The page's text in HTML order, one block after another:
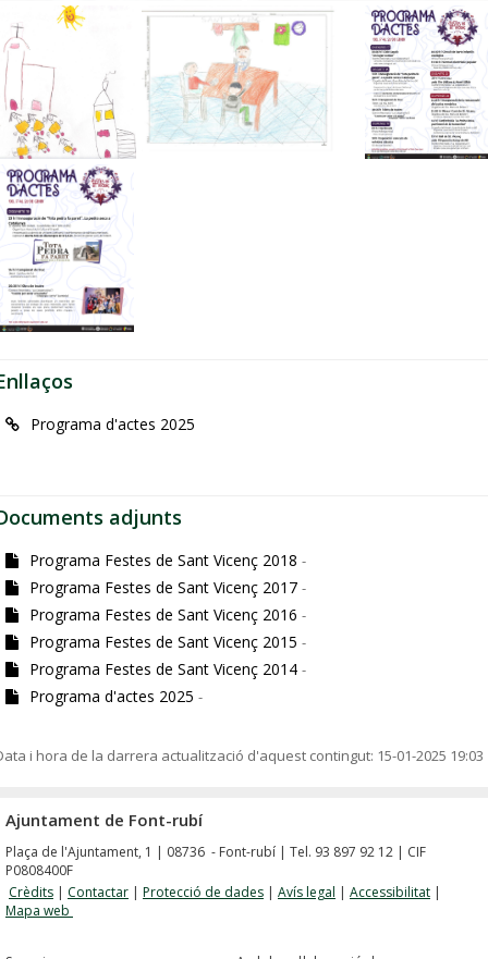
Programa d'actes 2025
adjunts
Programa Festes de Sant Vicenç 2018 -
Programa Festes de Sant Vicenç 2017 -
Programa Festes de Sant Vicenç 2016 -
Programa Festes de Sant Vicenç 2015 -
Programa Festes de Sant Vicenç 2014 -
Programa d'actes 2025 -
i hora de la darrera actualització d'aquest contingut: 15-01-2025 19:03
Ajuntament de Font-rubí
Plaça de l'Ajuntament, 1 | 08736 - Font-rubí | Tel. 93 897 92 12 | CIF
P0808400F
Crèdits | Contactar | Protecció de dades | Avís legal | Accessibilitat |
Mapa web